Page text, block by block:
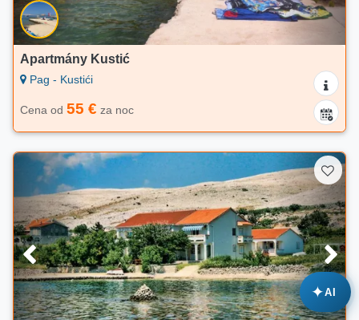
Apartmány Kustić
Pag - Kustići
Cena od 55 € za noc
✦AI